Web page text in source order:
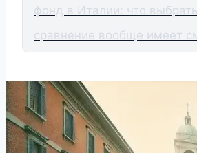
фонд в Италии: что
сравнение вообще имеет